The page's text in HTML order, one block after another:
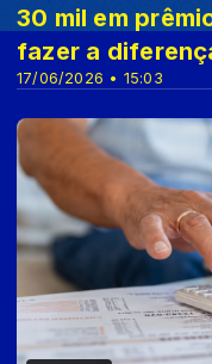
17/06/2026 • 15:03
30 mil em
fazer a